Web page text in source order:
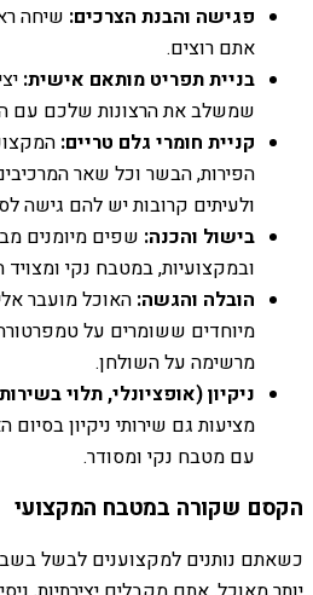
פגישה והבנת הצרכים: שיחה
אתם רוצים.
בניית תפריט מותאם אישית:
שמשלב את הרצונות שלכם עם
קניית חומרי גלם טריים:
הפירות, הבשר וכל שאר
ולעיתים קרובות יש להם גישה
בישול והכנה: שפים מיומנים
ובמקצועיות, במטבח נקי ומצויד
הובלה והגשה: האוכל מועבר
מיוחדים ששומרים על
מרשימה על השולחן.
ניקיון (אופציונלי, תלוי
מציעות גם שירותי ניקיון
עם מטבח נקי ומסודר.
הקסם שקורה במטבח המקצועי
כשאתם נותנים למקצוענים לבשל